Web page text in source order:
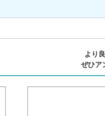
より
ぜひア